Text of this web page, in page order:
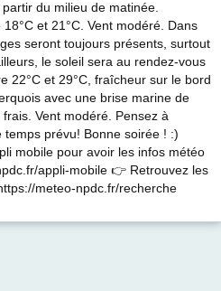
du milieu de matinée.
et 21°C. Vent modéré. Dans
seront toujours présents, surtout
le soleil sera au rendez-vous
22°C et 29°C, fraîcheur sur le bord
avec une brise marine de
Vent modéré. Pensez à
prévu! Bonne soirée ! :)
mobile pour avoir les infos météo
appli-mobile 👉 Retrouvez les
meteo-npdc.fr/recherche